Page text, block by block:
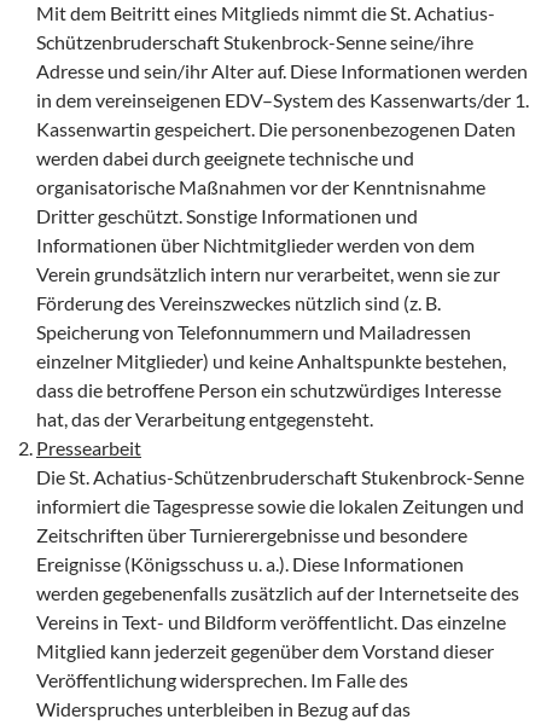
Mit dem Beitritt eines Mitglieds nimmt die St. Achatius-
Schützenbruderschaft Stukenbrock-Senne seine/ihre
Adresse und sein/ihr Alter auf. Diese Informationen werden
in dem vereinseigenen EDV–System des Kassenwarts/der 1.
Kassenwartin gespeichert. Die personenbezogenen Daten
werden dabei durch geeignete technische und
organisatorische Maßnahmen vor der Kenntnisnahme
Dritter geschützt. Sonstige Informationen und
Informationen über Nichtmitglieder werden von dem
Verein grundsätzlich intern nur verarbeitet, wenn sie zur
Förderung des Vereinszweckes nützlich sind (z. B.
Speicherung von Telefonnummern und Mailadressen
einzelner Mitglieder) und keine Anhaltspunkte bestehen,
dass die betroffene Person ein schutzwürdiges Interesse
hat, das der Verarbeitung entgegensteht.
Pressearbeit
Die St. Achatius-Schützenbruderschaft Stukenbrock-Senne
informiert die Tagespresse sowie die lokalen Zeitungen und
Zeitschriften über Turnierergebnisse und besondere
Ereignisse (Königsschuss u. a.). Diese Informationen
werden gegebenenfalls zusätzlich auf der Internetseite des
Vereins in Text- und Bildform veröffentlicht. Das einzelne
Mitglied kann jederzeit gegenüber dem Vorstand dieser
Veröffentlichung widersprechen. Im Falle des
Widerspruches unterbleiben in Bezug auf das